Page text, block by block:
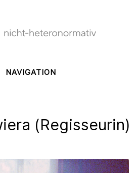
NAVIGATION
(Regisseurin)